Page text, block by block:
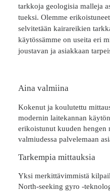
tarkkoja geologisia malleja
tueksi. Olemme
selvitetään kairareikien
käytössämme on useita eri
joustavan ja asiakkaan
Tarkempia mittauksia
Yksi merkittävimmistä
North-seeking gyro -
Aina valmiina
Kokenut ja koulutettu
modernin laitekannan
erikoistunut kuuden hengen
valmiudessa palvelemaan